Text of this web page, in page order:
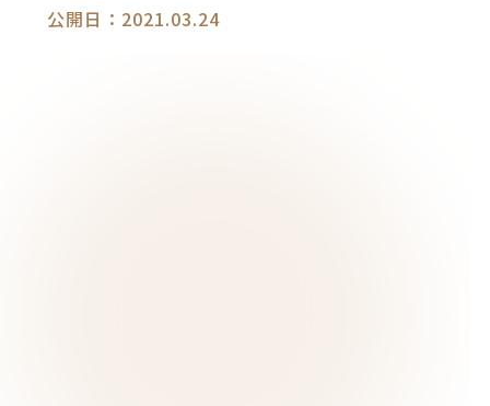
公開日：2021.03.24